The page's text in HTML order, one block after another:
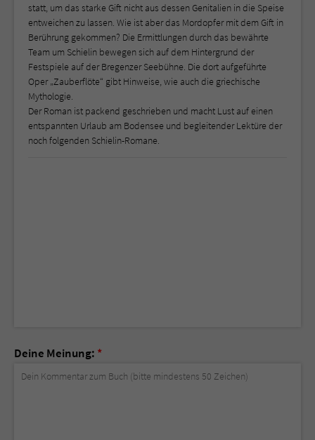
statt, um das starke Gift nicht aus dessen Genitalien in die Speise
entweichen zu lassen. Wie ist aber das Mordopfer mit dem Gift in
Berührung gekommen? Die Ermittlungen durch das bewährte
Team um Schielin bewegen sich auf dem Hintergrund der
Festspiele auf der Bregenzer Seebühne. Die dort aufgeführte
Oper „Zauberflöte“ gibt Hinweise, wie auch die griechische
Mythologie.
Der Roman ist packend geschrieben und macht Lust auf einen
entspannten Urlaub am Bodensee und begleitender Lektüre der
noch folgenden Schielin-Romane.
Deine Meinung: *